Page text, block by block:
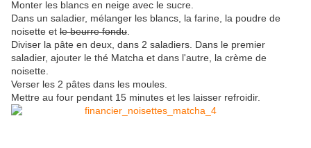
Monter les blancs en neige avec le sucre.
Dans un saladier, mélanger les blancs, la farine, la poudre de
noisette et le beurre fondu
Diviser la pâte en deux, dans 2 saladiers. Dans le premier
saladier, ajouter le thé Matcha et dans l'autre, la crème de
noisette.
Verser les 2 pâtes dans les moules.
Mettre au four pendant 15 minutes et les laisser refroidir.